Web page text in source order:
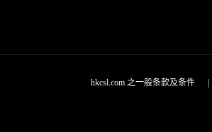
hkcsl.com 之一般条款及条件|